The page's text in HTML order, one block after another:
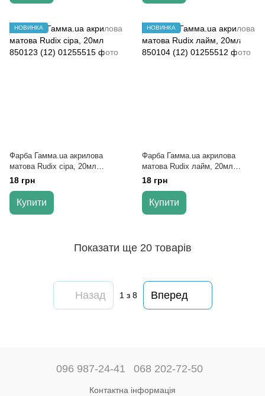
НОВИНКА
Фарба Гамма.ua акрилова
матова Rudix сіра, 20мл
850123 (12)
18 грн
Купити
НОВИНКА
Фарба Гамма.ua акрилова
матова Rudix лайм, 20мл
850104 (12)
18 грн
Купити
Показати ще 20 товарів
Назад 1 з 8 Вперед
096 987-24-41 068 202-72-50
Контактна інформація